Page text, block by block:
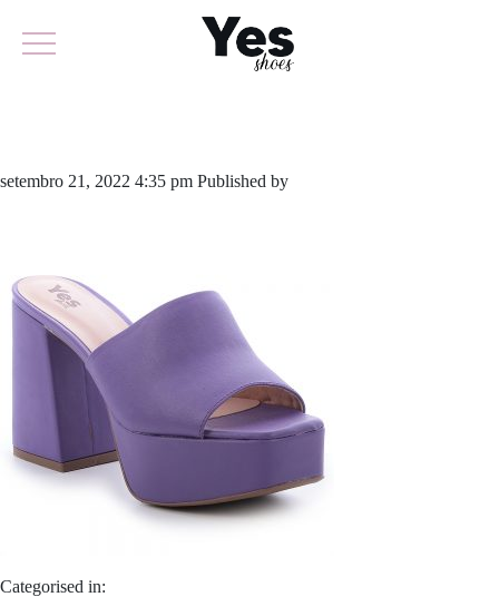
setembro 21, 2022 4:35 pm Published by
Categorised in: